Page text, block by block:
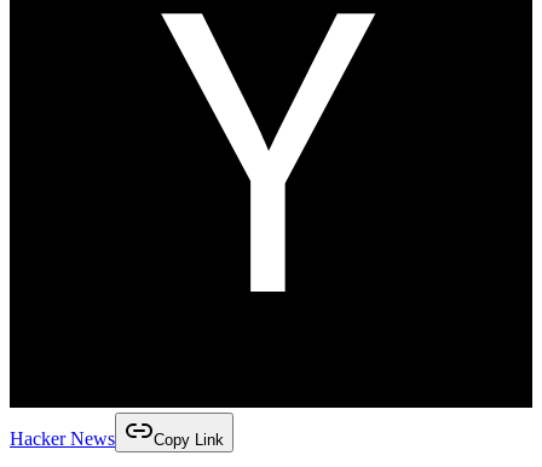
Hacker News Copy Link